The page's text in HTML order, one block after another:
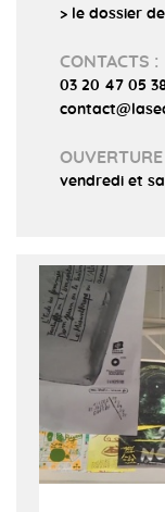
> le dossier
CONTACTS :
03 20 47 05
OUVERTURE
vendredi et